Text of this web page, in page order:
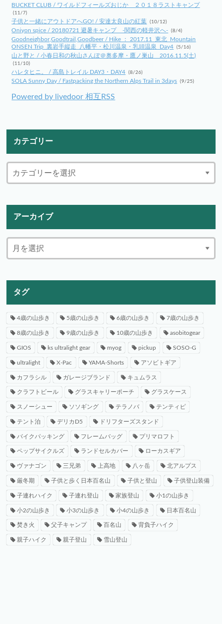
BUCKET CLUB / ワイルドフィールズおじか ２０１８ラストキャンプ
(11/7)
子供と一緒にアウトドアへGO! / 安達太良山の紅葉 (10/12)
Oniyon spice / 20180721 避暑キャンプ -関西の軽井沢へ- (8/4)
Goodneighbor,Goodtrail,Goodbeer / Hike ： 2017.11_東北_Mountain
ONSEN Trip_裏岩手縦走_八幡平・松川温泉・乳頭温泉_Day4 (5/16)
山と野と / 小春日和の秋山さんぽ＠奥多摩・鷹ノ巣山 2016.11.5(土)
(11/10)
ハレタヒニ。 / 高島トレイル DAY3・DAY4 (8/26)
SOLA Sunny Day / Fastpacking the Northern Alps Trail in 3days (9/25)
Powered by livedoor 相互RSS
カテゴリー
アーカイブ
タグ
4歳の山歩き 5歳の山歩き 6歳の山歩き 7歳の山歩き
8歳の山歩き 9歳の山歩き 10歳の山歩き asobitogear
GIOS ks ultralight gear myog pickup SOSO-G
ultralight X-Pac YAMA-Shorts アソビトギア
カフラシル ガレージブランド キュムラス
クラフトビール グラスキャリーポーチ グラスケース
スノーシュー ソソギング テラノバ テンティピ
テント泊 デリカD5 ドリフターズスタンド
バイクパッキング フレームバッグ プリマロフト
ペップサイクルズ ランドセルカバー ローカスギア
ヴァナゴン 三兄弟 上高地 八ヶ岳 北アルプス
厳冬期 子供と歩く日本百名山 子供と登山 子供登山装備
子連れハイク 子連れ登山 家族登山 小1の山歩き
小2の山歩き 小3の山歩き 小4の山歩き 日本百名山
焚き火 父子キャンプ 百名山 背負子ハイク
親子ハイク 親子登山 雪山登山